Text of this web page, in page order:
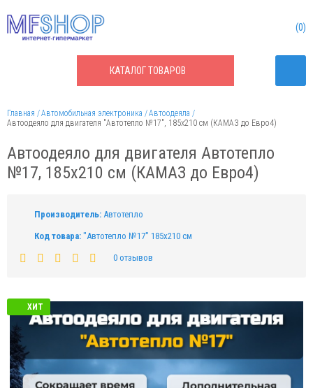
КАТАЛОГТОВАРОВ
0
Главная Автомобильная электроника
Автоодеяла
Автоодеяло для двигателя "Автотепло №17", 185x210 см (КАМАЗ до Евро4)
Автоодеяло для двигателя Автотепло
№17, 185x210 см (КАМАЗ до Евро4)
Производитель: Автотепло
Код товара: "Автотепло №17" 185x210 см
0 отзывов
ХИТ